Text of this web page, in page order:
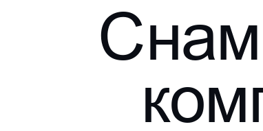
Снам
ком